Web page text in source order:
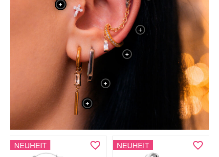
+
+
+
+
+
NEUHEIT NEUHEIT